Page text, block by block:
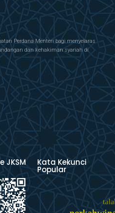
Perdana Menteri bagi menyelaras
dan kehakiman syariah di
JKSM Kata Kekunci
Popular